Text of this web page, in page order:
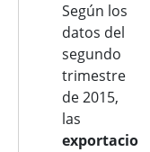
Según los
datos del
segundo
trimestre
de 2015,
las
exportacio